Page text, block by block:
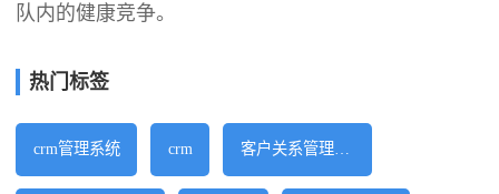
队内的健康竞争。
热门标签
crm管理系统 crm 客户关系管理系统